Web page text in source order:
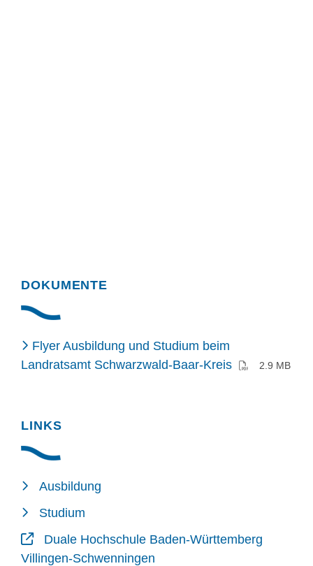
DOKUMENTE
Flyer Ausbildung und Studium beim
Landratsamt Schwarzwald-Baar-Kreis(PDF)2.9 MB
LINKS
Ausbildung
Studium
Duale Hochschule Baden-Württemberg
Villingen-Schwenningen